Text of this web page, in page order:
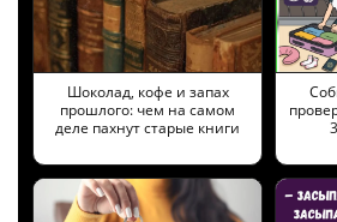
Шоколад, кофе и запах
прошлого: чем на самом
деле пахнут старые книги